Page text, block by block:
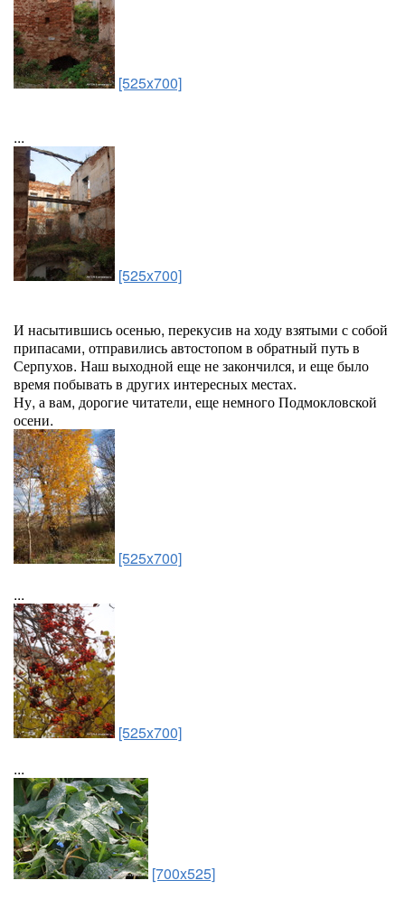
[525x700]
...
[525x700]
И насытившись осенью, перекусив на ходу взятыми с собой
припасами, отправились автостопом в обратный путь в
Серпухов. Наш выходной еще не закончился, и еще было
время побывать в других интересных местах.
Ну, а вам, дорогие читатели, еще немного Подмокловской
осени.
[525x700]
...
[525x700]
...
[700x525]